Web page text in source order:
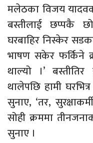
मलेठका विजय
बस्तीलाई छप्पकै
घरबाहिर निस्केर
भाषण सकेर फर्किने
थाल्यो ।’ बस्तीतिर
थालेपछि हामी
सुनाए, ‘तर,
सोही क्रममा
सुनाए ।